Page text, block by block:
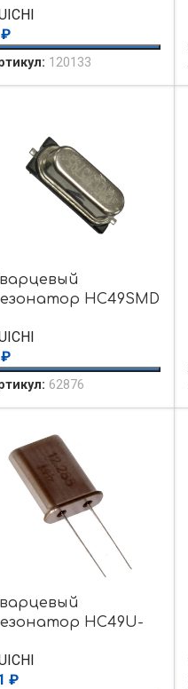
₽
120133
HC49SMD
₽
62876
HC49U-
₽